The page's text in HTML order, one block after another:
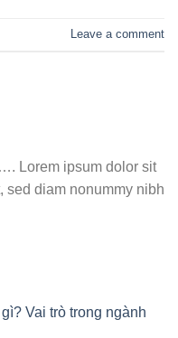
Leave a comment
Lorem ipsum dolor sit
sed diam nonummy nibh
Vai trò trong ngành